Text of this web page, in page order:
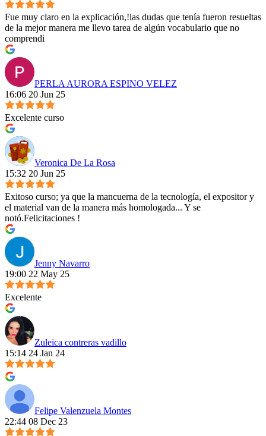
Fue muy claro en la explicación,!las dudas que tenía fueron resueltas
de la mejor manera me llevo tarea de algún vocabulario que no
comprendi
PERLA AURORA ESPINO VELEZ
16:06 20 Jun 25
Excelente curso
Veronica De La Rosa
15:32 20 Jun 25
Exitoso curso; ya que la mancuerna de la tecnología, el expositor y
el material van de la manera más homologada... Y se
notó.Felicitaciones !
Jenny Navarro
19:00 22 May 25
Excelente
Zuleica contreras vadillo
15:14 24 Jan 24
Felipe Valenzuela Montes
22:44 08 Dec 23